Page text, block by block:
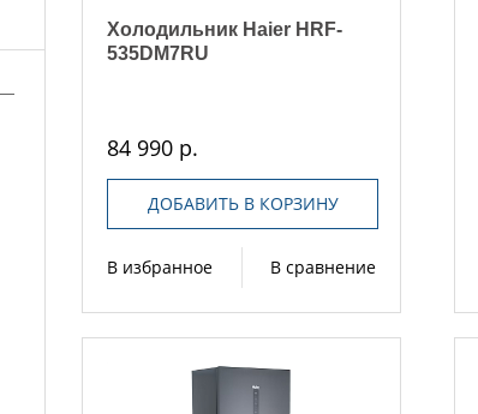
Холодильник Haier HRF-
535DM7RU
84 990 р.
ДОБАВИТЬ В КОРЗИНУ
В избранное В сравнение